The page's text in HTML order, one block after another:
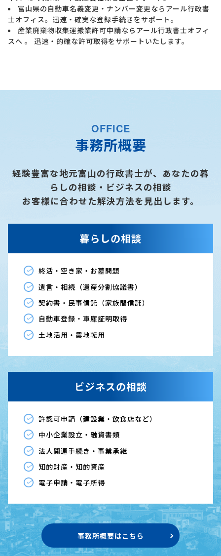
富山県の自動車名義変更・ナンバー変更ならアール行政書
士オフィス。迅速・確実な登録手続きをサポート。
産業廃棄物収集運搬業許可申請ならアール行政書士オフィ
スへ 。 迅速・的確な許可取得をサポートいたします。
OFFICE
事務所概要
経験豊富な地元富山の行政書士が、あなたの暮
らしの相談・ビジネスの相談
お客様に合わせた解決方法を見出します。
暮らしの相談
終活・空き家・お墓問題
遺言・相続（遺産分割協議書）
契約書・民事信託（家族間信託）
自動車登録・車庫証明取得
土地活用・農地転用
ビジネスの相談
許認可申請（建設業・飲食店など）
中小企業設立・融資書類
法人関連手続き・事業承継
知的財産・知的資産
電子申請・電子所得
事務所概要はこちら